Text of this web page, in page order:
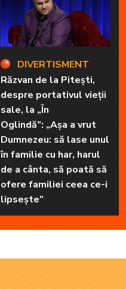
DIVERTISMENT
Răzvan de la Pitești,
despre portativul vieții
sale, la „În
Oglindă”: „Așa a vrut
Dumnezeu: să lase unul
în familie cu har, harul
de a cânta, să poată să
ofere familiei ceea ce-i
lipsește”